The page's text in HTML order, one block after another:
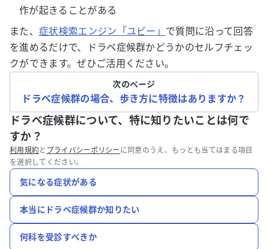
作が起きることがある
また、 症状検索エンジン「ユビー」 で質問に沿って回答
を進めるだけで、ドラベ症候群かどうかのセルフチェッ
クができます。ぜひご活用ください。
次のページ
ドラベ症候群の場合、歩き方に特徴はありますか？
ドラベ症候群について、特に知りたいことは何で
すか？
利用規約と プライバシーポリシー に同意のうえ、もっとも当てはまる項目
を選択してください。
気になる症状がある
本当にドラベ症候群か知りたい
何科を受診すべきか